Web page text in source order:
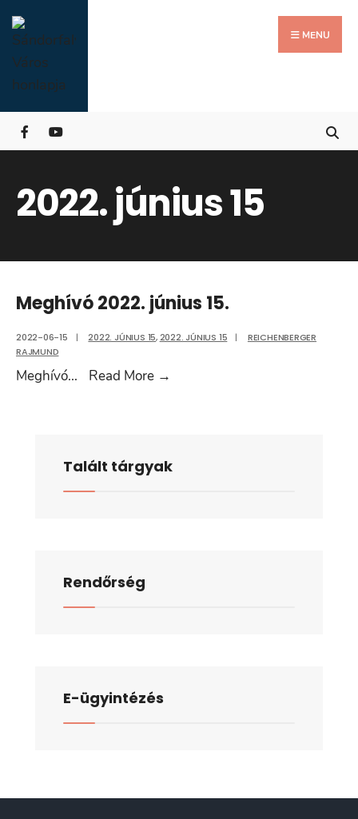
Skip
to
content
MENU
2022. június 15
Meghívó 2022. június 15.
2022-06-15 | 2022. JÚNIUS 15,2022. JÚNIUS 15 |
REICHENBERGER
RAJMUND
Meghívó... Read More →
Talált tárgyak
Rendőrség
E-ügyintézés
for:
Close